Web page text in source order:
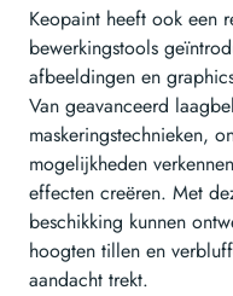
Keopaint heeft ook een
bewerkingstools
afbeeldingen en
Van geavanceerd
maskeringstechnieken,
mogelijkheden
effecten creëren. Met
beschikking kunnen
hoogten tillen en
aandacht trekt.